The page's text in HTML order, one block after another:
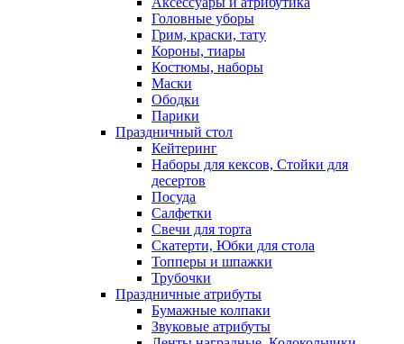
Головные уборы
Грим, краски, тату
Короны, тиары
Костюмы, наборы
Маски
Ободки
Парики
Праздничный стол
Кейтеринг
Наборы для кексов, Стойки для
десертов
Посуда
Салфетки
Свечи для торта
Скатерти, Юбки для стола
Топперы и шпажки
Трубочки
Праздничные атрибуты
Бумажные колпаки
Звуковые атрибуты